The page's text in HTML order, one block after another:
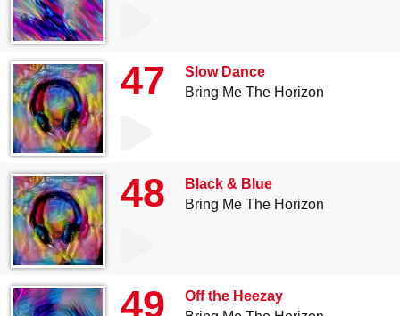
47
Slow Dance
Bring Me The Horizon
48
Black & Blue
Bring Me The Horizon
49
Off the Heezay